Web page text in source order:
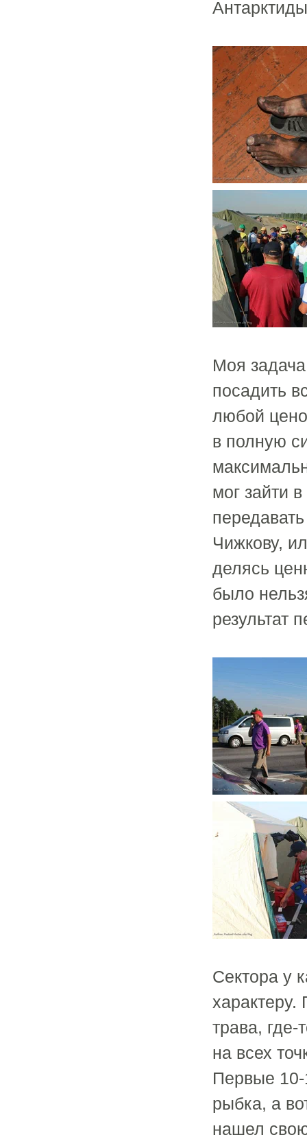
Моя
посадить
любой
в полную
мог зайти
Чижкову,
делясь
было
результат
Сектора у
характеру.
трава, где-
на всех
Первые
рыбка, а
нашел